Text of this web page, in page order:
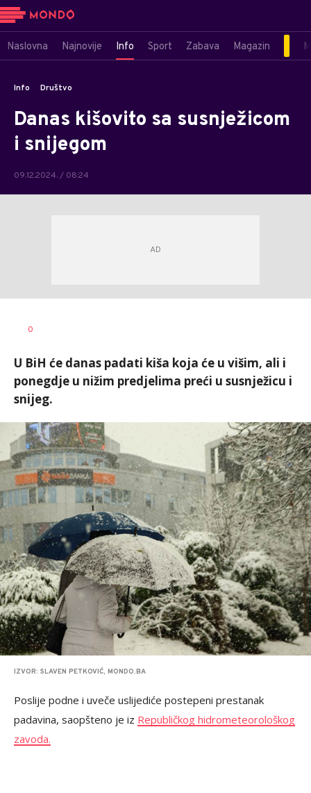
Naslovna Najnovije Info Sport Zabava Magazin
Info Društvo
Danas kišovito sa susnježicom
i snijegom
09.12.2024. / 08:24
AUTOR
0
U BiH će danas padati kiša koja će u višim, ali i
ponegdje u nižim predjelima preći u susnježicu i
snijeg.
IZVOR: SLAVEN PETKOVIĆ, MONDO.BA
Poslije podne i uveče uslijediće postepeni prestanak
padavina, saopšteno je iz Republičkog hidrometeorološkog
zavoda.